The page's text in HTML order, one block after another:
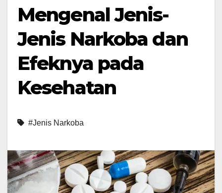
Mengenal Jenis-
Jenis Narkoba dan
Efeknya pada
Kesehatan
#Jenis Narkoba